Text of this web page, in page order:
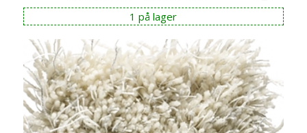
pris
var:
kr 31.500,00.
pris
er:
kr 25.200,00.
1 på lager